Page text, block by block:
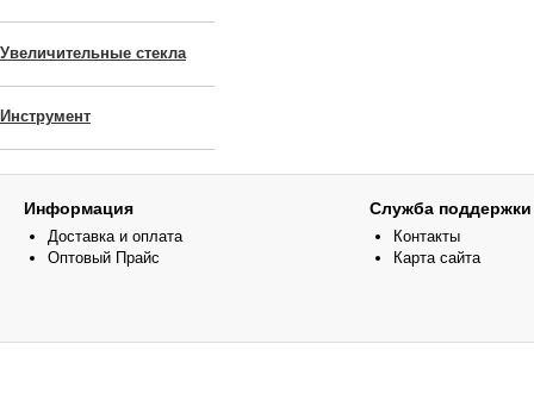
Увеличительные стекла
Инструмент
Информация
Доставка и оплата
Оптовый Прайс
Служба поддержки
Контакты
Карта сайта